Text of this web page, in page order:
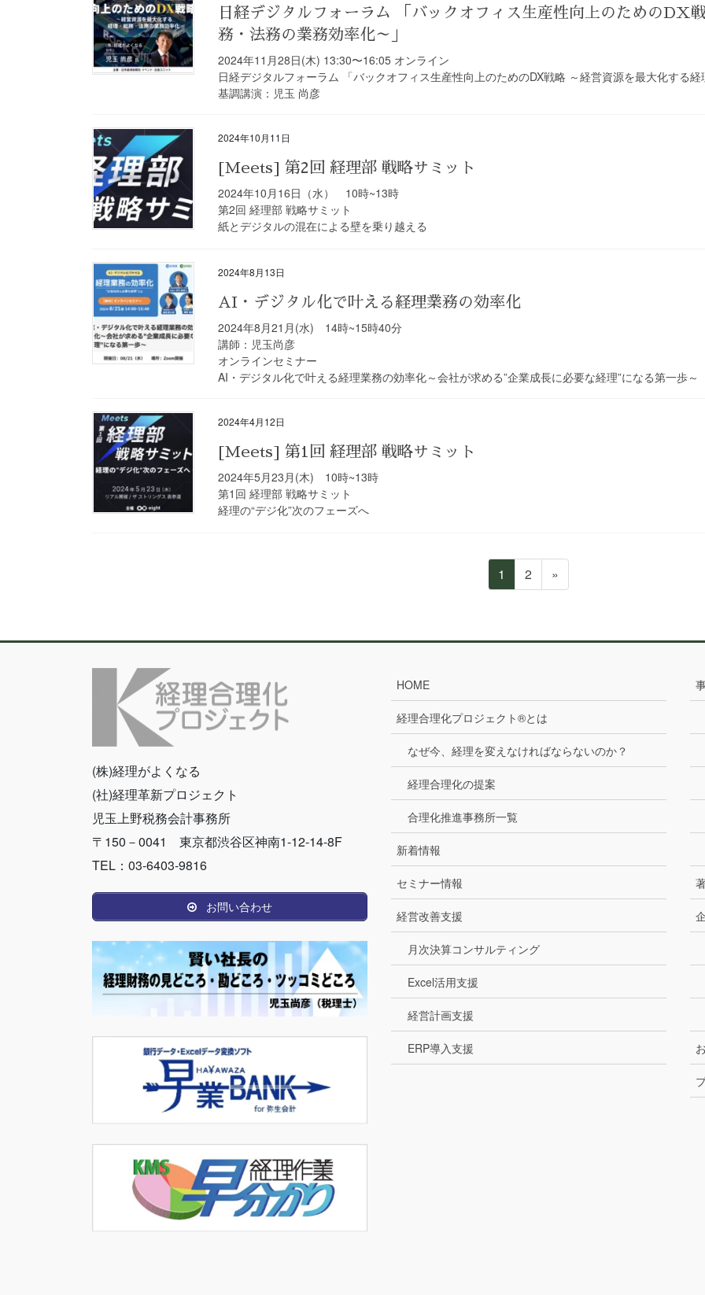
日経デジタルフォーラム 「バックオフィス生産性向上のためのDX
務・法務の業務効率化～」
2024年11月28日(木) 13:30〜16:05 オンライン
日経デジタルフォーラム 「バックオフィス生産性向上のためのDX戦略 ～経営資源を最大化する経
基調講演：児玉 尚彦
2024年10月11日
[Meets] 第2回 経理部 戦略サミット
2024年10月16日（水） 10時~13時
第2回 経理部 戦略サミット
紙とデジタルの混在による壁を乗り越える
2024年8月13日
AI・デジタル化で叶える経理業務の効率化
2024年8月21月(水) 14時~15時40分
講師：児玉尚彦
オンラインセミナー
AI・デジタル化で叶える経理業務の効率化～会社が求める”企業成長に必要な経理”になる第一歩～
2024年4月12日
[Meets] 第1回 経理部 戦略サミット
2024年5月23月(木) 10時~13時
第1回 経理部 戦略サミット
経理の“デジ化”次のフェーズへ
ペ
ー
り
ペ
ー
1
ペ
ー
2 »
(株)経理がよくなる
(社)経理革新プロジェクト
児玉上野税務会計事務所
〒150－0041 東京都渋谷区神南1-12-14-8F
TEL：03-6403-9816
お問い合わせ
HOME
経理合理化プロジェクト®とは
なぜ今、経理を変えなければならないのか？
経理合理化の提案
合理化推進事務所一覧
新着情報
セミナー情報
経営改善支援
月次決算コンサルティング
Excel活用支援
経営計画支援
ERP導入支援